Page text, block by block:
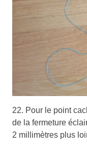
22. Pour le point
de la fermeture
2 millimètres plus